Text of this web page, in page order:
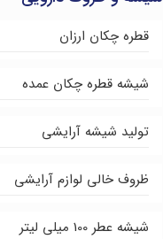
قطره چکان ارزان
شیشه قطره چکان عمده
تولید شیشه آرایشی
ظروف خالی لوازم آرایشی
شیشه عطر 100 میلی لیتر